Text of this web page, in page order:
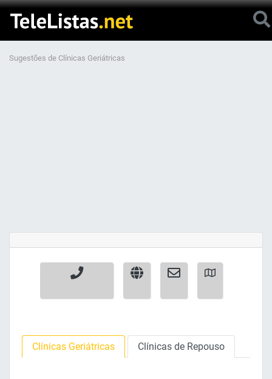
Sugestões de Clínicas Geriátricas
Clínicas Geriátricas Clínicas de Repouso